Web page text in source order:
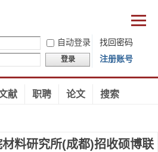
自动登录
找回密码
登录 注册账号
献 职聘 论文 搜索
料研究所(成都)招收硕博联